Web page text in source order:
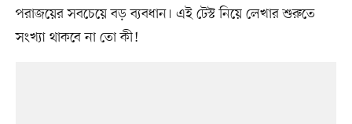
পরাজয়ের সবচেয়ে বড় ব্যবধান। এই টেস্ট নিয়ে লেখার শুরুতে
সংখ্যা থাকবে না তো কী!